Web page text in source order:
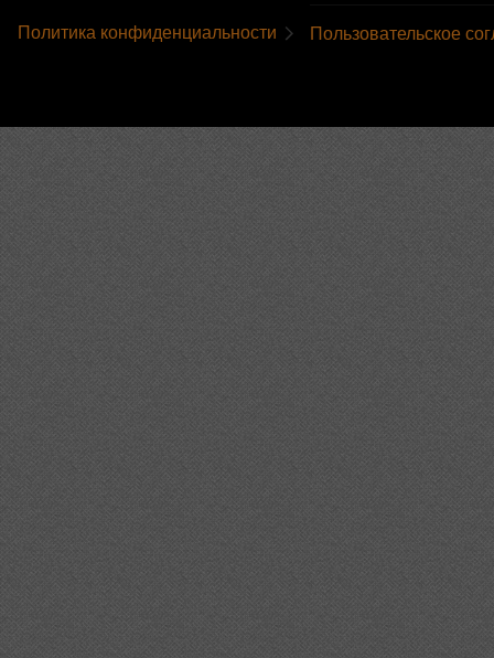
Политика конфиденциальности Пользовательское